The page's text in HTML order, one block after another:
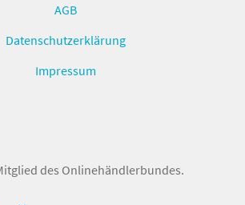
AGB
Datenschutzerklärung
Impressum
des Onlinehändlerbundes.